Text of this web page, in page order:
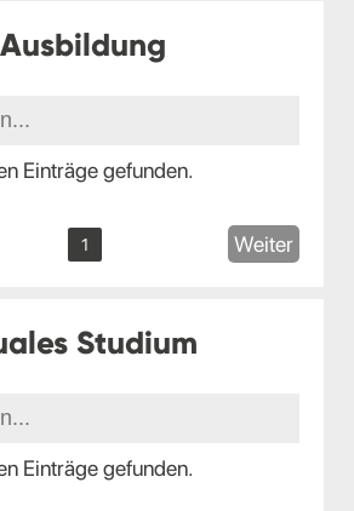
Ausbildung
Einträge gefunden.
1 Weiter
Studium
Einträge gefunden.